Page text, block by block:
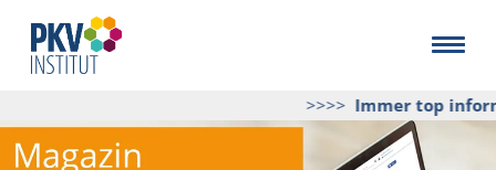
>>>>Immer top